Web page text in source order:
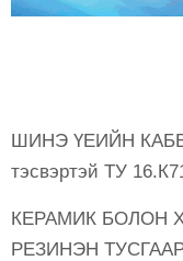
ШИНЭ ҮЕИЙН
тэсвэртэй ТУ
КЕРАМИК БОЛОН
РЕЗИНЭН